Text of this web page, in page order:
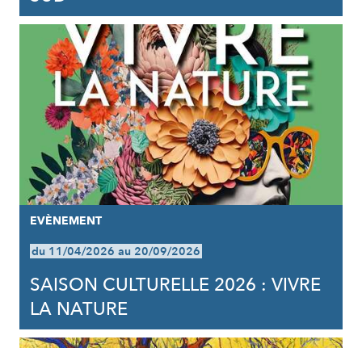
EVÈNEMENT
du 11/04/2026 au 20/09/2026
SAISON CULTURELLE 2026 : VIVRE
LA NATURE